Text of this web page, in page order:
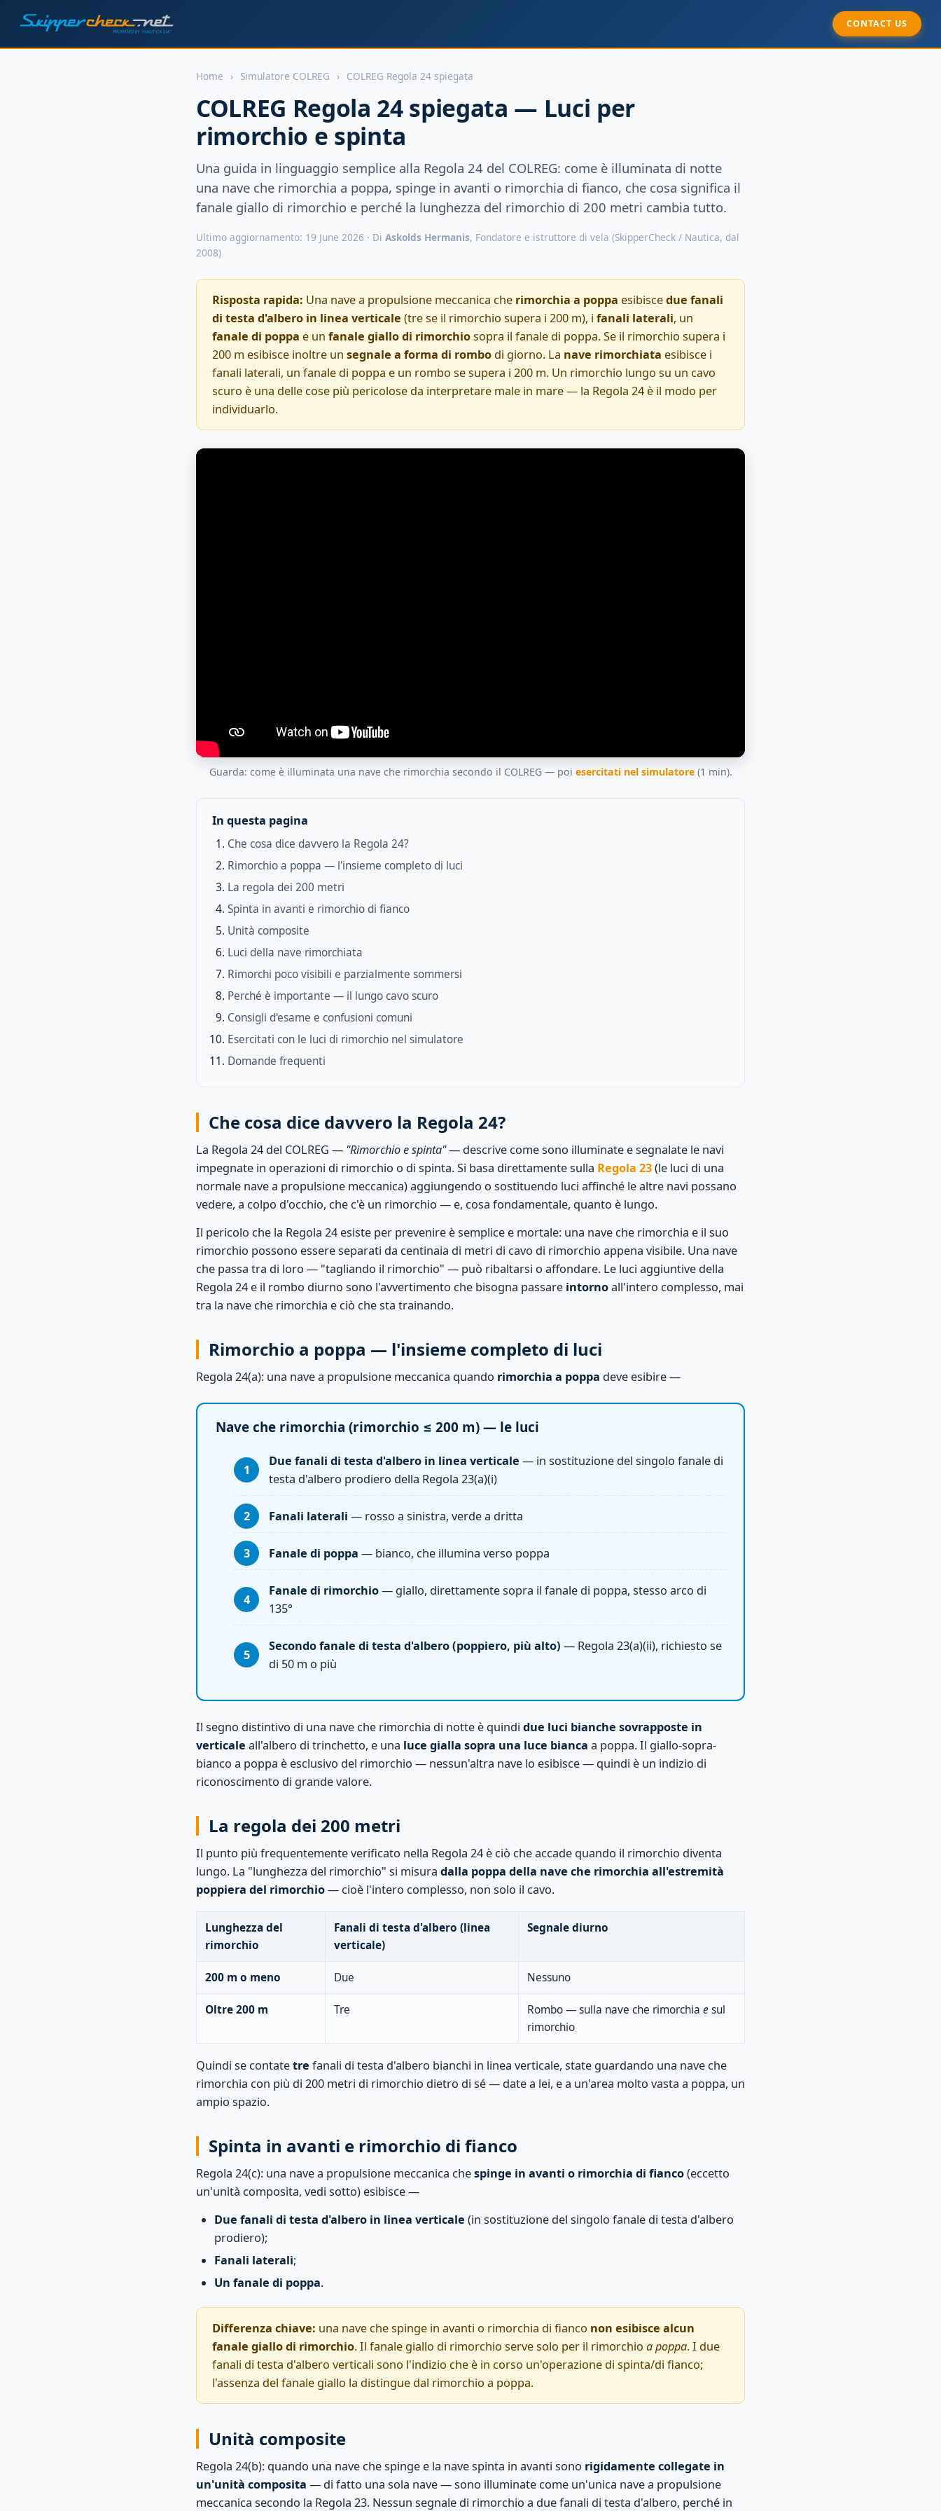
CONTACT US
Home › Simulatore COLREG › COLREG Regola 24 spiegata
COLREG Regola 24 spiegata — Luci per
rimorchio e spinta
Una guida in linguaggio semplice alla Regola 24 del COLREG: come è illuminata di notte
una nave che rimorchia a poppa, spinge in avanti o rimorchia di fianco, che cosa significa il
fanale giallo di rimorchio e perché la lunghezza del rimorchio di 200 metri cambia tutto.
Ultimo aggiornamento: 19 June 2026 · Di Askolds Hermanis, Fondatore e istruttore di vela (SkipperCheck / Nautica, dal
2008)
Risposta rapida: Una nave a propulsione meccanica che rimorchia a poppa esibiscedue fanali
di testa d'albero in linea verticale (tre se il rimorchio supera i 200 m), i fanali laterali, un
fanale di poppa e un fanale giallo di rimorchiosopra il fanale di poppa. Se il rimorchio supera i
200 m esibisce inoltre un segnale a forma di rombo di giorno. La nave rimorchiata esibisce i
fanali laterali, un fanale di poppa e un rombo se supera i 200 m. Un rimorchio lungo su un cavo
scuro è una delle cose più pericolose da interpretare male in mare — la Regola 24 è il modo per
individuarlo.
Guarda: come è illuminata una nave che rimorchia secondo il COLREG — poi esercitati nel simulatore(1 min).
In questa pagina
Che cosa dice davvero la Regola 24?
Rimorchio a poppa — l'insieme completo di luci
La regola dei 200 metri
Spinta in avanti e rimorchio di fianco
Unità composite
Luci della nave rimorchiata
Rimorchi poco visibili e parzialmente sommersi
Perché è importante — il lungo cavo scuro
Consigli d'esame e confusioni comuni
Esercitati con le luci di rimorchio nel simulatore
Domande frequenti
Che cosa dice davvero la Regola 24?
La Regola 24 del COLREG — "Rimorchio e spinta"— descrive come sono illuminate e segnalate le navi
impegnate in operazioni di rimorchio o di spinta. Si basa direttamente sulla Regola 23(le luci di una
normale nave a propulsione meccanica) aggiungendo o sostituendo luci affinché le altre navi possano
vedere, a colpo d'occhio, che c'è un rimorchio — e, cosa fondamentale, quanto è lungo.
Il pericolo che la Regola 24 esiste per prevenire è semplice e mortale: una nave che rimorchia e il suo
rimorchio possono essere separati da centinaia di metri di cavo di rimorchio appena visibile. Una nave
che passa tra di loro — "tagliando il rimorchio" — può ribaltarsi o affondare. Le luci aggiuntive della
Regola 24 e il rombo diurno sono l'avvertimento che bisogna passare intornoall'intero complesso, mai
tra la nave che rimorchia e ciò che sta trainando.
Rimorchio a poppa — l'insieme completo di luci
Regola 24(a): una nave a propulsione meccanica quando rimorchia a poppa deve esibire —
Nave che rimorchia (rimorchio ≤ 200 m) — le luci
Due fanali di testa d'albero in linea verticale — in sostituzione del singolo fanale di
testa d'albero prodiero della Regola 23(a)(i)
Fanali laterali — rosso a sinistra, verde a dritta
Fanale di poppa — bianco, che illumina verso poppa
Fanale di rimorchio— giallo, direttamente sopra il fanale di poppa, stesso arco di
135°
Secondo fanale di testa d'albero (poppiero, più alto) — Regola 23(a)(ii), richiesto se
di 50 m o più
Il segno distintivo di una nave che rimorchia di notte è quindi due luci bianche sovrapposte in
verticale all'albero di trinchetto, e una luce gialla sopra una luce bianca a poppa. Il giallo-sopra-
bianco a poppa è esclusivo del rimorchio — nessun'altra nave lo esibisce — quindi è un indizio di
riconoscimento di grande valore.
La regola dei 200 metri
Il punto più frequentemente verificato nella Regola 24 è ciò che accade quando il rimorchio diventa
lungo. La "lunghezza del rimorchio" si misura dalla poppa della nave che rimorchia all'estremità
poppiera del rimorchio— cioè l'intero complesso, non solo il cavo.
Lunghezza del
rimorchio
Fanali di testa d'albero (linea
verticale)
Segnale diurno
200 m o meno Due Nessuno
Oltre 200 m Tre Rombo — sulla nave che rimorchia esul
rimorchio
Quindi se contatetre fanali di testa d'albero bianchi in linea verticale, state guardando una nave che
rimorchia con più di 200 metri di rimorchio dietro di sé — date a lei, e a un'area molto vasta a poppa, un
ampio spazio.
Spinta in avanti e rimorchio di fianco
Regola 24(c): una nave a propulsione meccanica chespinge in avanti o rimorchia di fianco(eccetto
un'unità composita, vedi sotto) esibisce —
Due fanali di testa d'albero in linea verticale (in sostituzione del singolo fanale di testa d'albero
prodiero);
Fanali laterali;
Un fanale di poppa.
Differenza chiave: una nave che spinge in avanti o rimorchia di fianco non esibisce alcun
fanale giallo di rimorchio. Il fanale giallo di rimorchio serve solo per il rimorchio a poppa. I due
fanali di testa d'albero verticali sono l'indizio che è in corso un'operazione di spinta/di fianco;
l'assenza del fanale giallo la distingue dal rimorchio a poppa.
Unità composite
Regola 24(b): quando una nave che spinge e la nave spinta in avanti sono rigidamente collegate in
un'unità composita — di fatto una sola nave — sono illuminate come un'unica nave a propulsione
meccanica secondo la Regola 23. Nessun segnale di rimorchio a due fanali di testa d'albero, perché in